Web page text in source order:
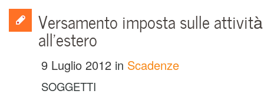
Versamento imposta sulle
all’estero
9 Luglio 2012 in Scadenze
SOGGETTI